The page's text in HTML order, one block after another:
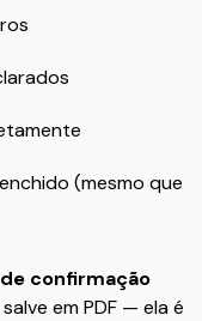
(mesmo que
confirmação
em PDF — ela é